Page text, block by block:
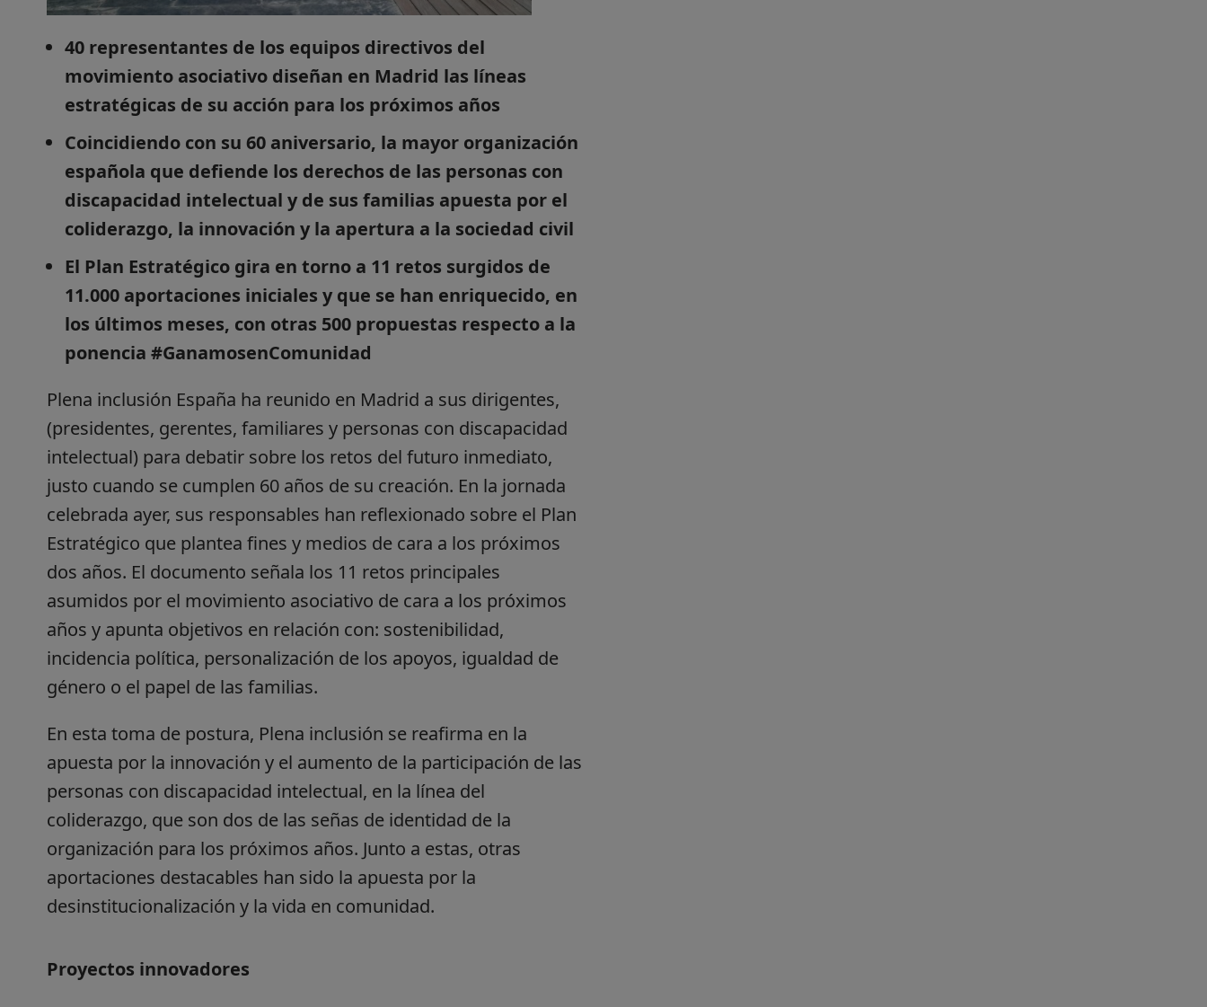
40 representantes de los equipos directivos del
movimiento asociativo diseñan en Madrid las líneas
estratégicas de su acción para los próximos años
Coincidiendo con su 60 aniversario, la mayor organización
española que defiende los derechos de las personas con
discapacidad intelectual y de sus familias apuesta por el
coliderazgo, la innovación y la apertura a la sociedad civil
El Plan Estratégico gira en torno a 11 retos surgidos de
11.000 aportaciones iniciales y que se han enriquecido, en
los últimos meses, con otras 500 propuestas respecto a la
ponencia #GanamosenComunidad
Plena inclusión España ha reunido en Madrid a sus dirigentes,
(presidentes, gerentes, familiares y personas con discapacidad
intelectual) para debatir sobre los retos del futuro inmediato,
justo cuando se cumplen 60 años de su creación. En la jornada
celebrada ayer, sus responsables han reflexionado sobre el Plan
Estratégico que plantea fines y medios de cara a los próximos
dos años. El documento señala los 11 retos principales
asumidos por el movimiento asociativo de cara a los próximos
años y apunta objetivos en relación con: sostenibilidad,
incidencia política, personalización de los apoyos, igualdad de
género o el papel de las familias.
En esta toma de postura, Plena inclusión se reafirma en la
apuesta por la innovación y el aumento de la participación de las
personas con discapacidad intelectual, en la línea del
coliderazgo, que son dos de las señas de identidad de la
organización para los próximos años. Junto a estas, otras
aportaciones destacables han sido la apuesta por la
desinstitucionalización y la vida en comunidad.
Proyectos innovadores